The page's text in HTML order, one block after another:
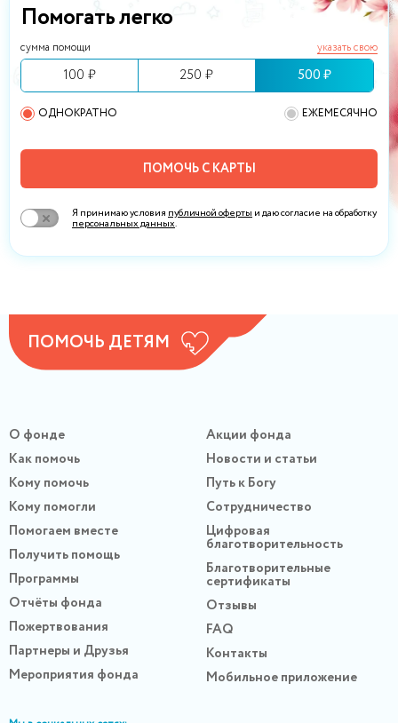
Помогать легко
сумма помощи указать свою
100 ₽ 250 ₽ 500 ₽
ОДНОКРАТНО ЕЖЕМЕСЯЧНО
ПОМОЧЬ С КАРТЫ
Я принимаю условия публичной оферты и даю согласие на обработку
персональных данных.
ПОМОЧЬ ДЕТЯМ
О фонде
Как помочь
Кому помочь
Кому помогли
Помогаем вместе
Получить помощь
Программы
Отчёты фонда
Пожертвования
Партнеры и Друзья
Мероприятия фонда
Акции фонда
Новости и статьи
Путь к Богу
Сотрудничество
Цифровая
благотворительность
Благотворительные
сертификаты
Отзывы
FAQ
Контакты
Мобильное приложение